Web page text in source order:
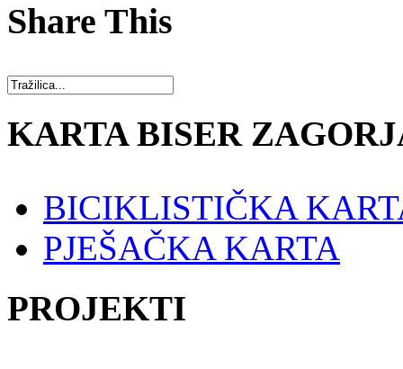
Share This
KARTA BISER
BICIKLISTIČKA
PJEŠAČKA KARTA
PROJEKTI